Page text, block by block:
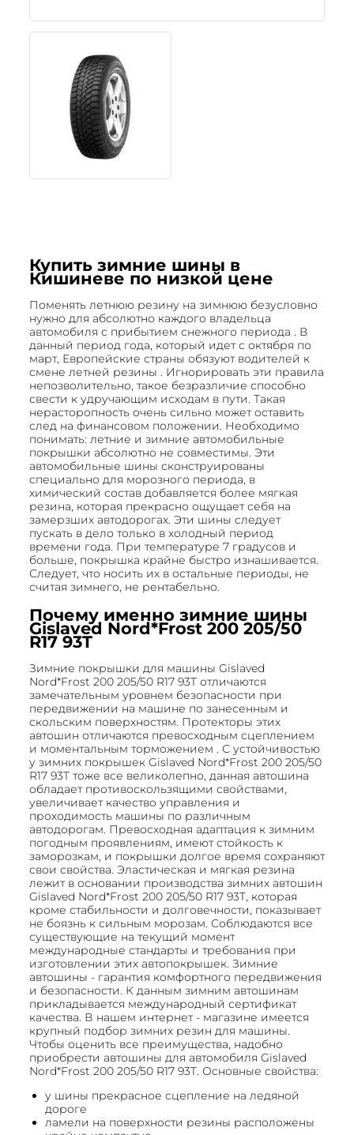
Купить зимние шины в
Кишиневе по низкой цене
Поменять летнюю резину на зимнюю безусловно
нужно для абсолютно каждого владельца
автомобиля с прибытием снежного периода . В
данный период года, который идет с октября по
март, Европейские страны обязуют водителей к
смене летней резины . Игнорировать эти правила
непозволительно, такое безразличие способно
свести к удручающим исходам в пути. Такая
нерасторопность очень сильно может оставить
след на финансовом положении. Необходимо
понимать: летние и зимние автомобильные
покрышки абсолютно не совместимы. Эти
автомобильные шины сконструированы
специально для морозного периода, в
химический состав добавляется более мягкая
резина, которая прекрасно ощущает себя на
замерзших автодорогах. Эти шины следует
пускать в дело только в холодный период
времени года. При температуре 7 градусов и
больше, покрышка крайне быстро изнашивается.
Следует, что носить их в остальные периоды, не
считая зимнего, не рентабельно.
Почему именно зимние шины
Gislaved Nord*Frost 200 205/50
R17 93T
Зимние покрышки для машины Gislaved
Nord*Frost 200 205/50 R17 93T отличаются
замечательным уровнем безопасности при
передвижении на машине по занесенным и
скольским поверхностям. Протекторы этих
автошин отличаются превосходным сцеплением
и моментальным торможением . С устойчивостью
у зимних покрышек Gislaved Nord*Frost 200 205/50
R17 93T тоже все великолепно, данная автошина
обладает противоскользящими свойствами,
увеличивает качество управления и
проходимость машины по различным
автодорогам. Превосходная адаптация к зимним
погодным проявлениям, имеют стойкость к
заморозкам, и покрышки долгое время сохраняют
свои свойства. Эластическая и мягкая резина
лежит в основании производства зимних автошин
Gislaved Nord*Frost 200 205/50 R17 93T, которая
кроме стабильности и долговечности, показывает
не боязнь к сильным морозам. Соблюдаются все
существующие на текущий момент
международные стандарты и требования при
изготовлении этих автопокрышек. Зимние
автошины - гарантия комфортного передвижения
и безопасности. К данным зимним автошинам
прикладывается международный сертификат
качества. В нашем интернет - магазине имеется
крупный подбор зимних резин для машины.
Чтобы оценить все преимущества, надобно
приобрести автошины для автомобиля Gislaved
Nord*Frost 200 205/50 R17 93T. Основные свойства:
у шины прекрасное сцепление на ледяной
дороге
ламели на поверхности резины расположены